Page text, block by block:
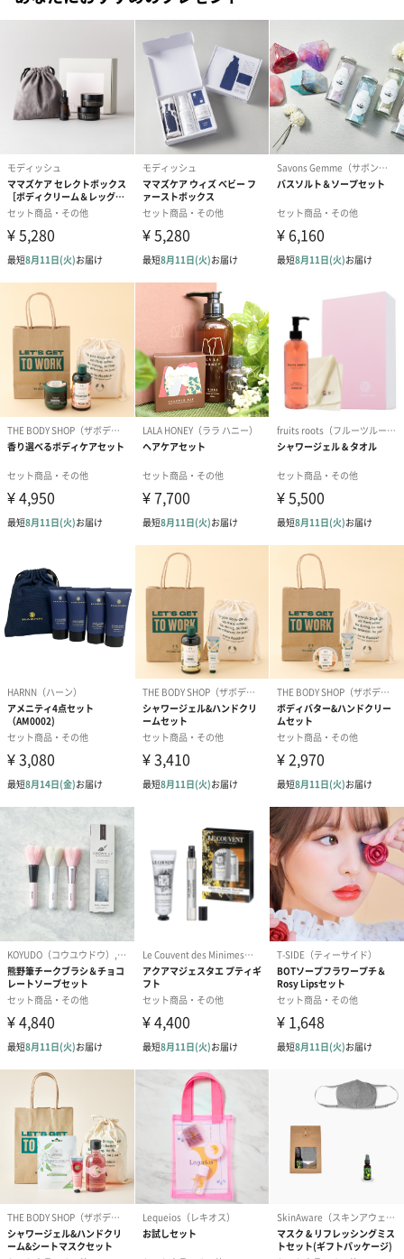
バスフィズと入浴料のご使用後は、本型ケースを小物入れやイン
テリアとしてもお使いいただけます。ケース全体に描かれた華や
かな花は、飾っておくだけでお部屋が明るくなりますね。
使用方法
フラワーバスフィズ
バスフラワー
バスフラワーを適当な大きさにちぎって浴槽に浮かべてくださ
い。鮮やかな花びら風呂が楽しめます。バスフラワーに勢いよく
お湯を注げばほんのりとやさしい香りが広がる泡風呂として楽し
めます。
※製造工程の一部が手加工のため、色味や形状に個体差がありま
すが、使用上問題はありません。
注意事項
・本品は飲食物ではありません｡
・肌に合わない時はご使用をおやめください。
・肌に傷や湿疹等異常のある時はご使用にならないでください。
・ご使用後は、よく体を洗い流してください。
・製品の性質上、時間の経過とともに色味が変わる場合がありま
すが、品質に問題はありません。
・循環式の風呂・全自動給湯器、24時間風呂の場合、機種によっ
てはご使用になれない場合がございます。お使いの機種の説明書
を確認の上ご使用ください。
・ご使用後の追い焚きはおやめください。
・残り湯はなるべく早く流し、浴槽、風呂釜をよく洗ってくださ
い。また、洗濯には使用しないでください。
・天然大理石浴槽の場合は光沢が失われる場合があります。
・バスフィズは製品の性質上、湿気を帯びると未開封の状態でも
発泡が弱まり、溶けにくくなる場合がありますので、開封後はす
ぐに使い切ってください。また、崩れやすく割れることがありま
すが、品質に問題はありませんのでそのままご使用ください。
・本品を用途以外に使用しないでください。
・高温多湿、直射日光を避け、乳幼児の手の届かないところで保
管してください。
「Days in Bloom（デイズインブルーム）」
豊潤な花のアロマと、華やかで温もりのある雰囲気が魅力のギフ
トシリーズです。気軽に楽しめる花のアイテムが、毎日に彩りと
豊かさを添えるよう優しく咲き香ります。